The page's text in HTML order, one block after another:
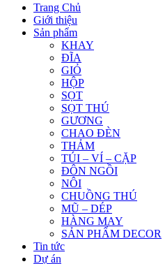
Trang Chủ
Giới thiệu
Sản phẩm
KHAY
ĐĨA
GIỎ
HỘP
SỌT
SỌT THÚ
GƯƠNG
CHAO ĐÈN
THẢM
TÚI – VÍ – CẶP
ĐÔN NGỒI
NÔI
CHUỒNG THÚ
MŨ – DÉP
HÀNG MAY
SẢN PHẨM DECOR
Tin tức
Dự án